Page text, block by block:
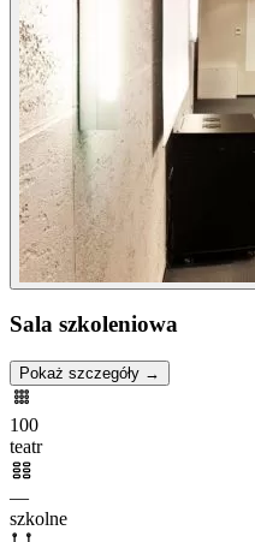
Sala szkoleniowa
Pokaż szczegóły →
100
teatr
—
szkolne